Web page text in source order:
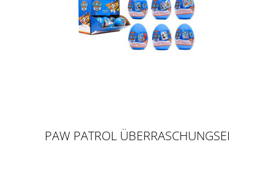
PAW PATROL ÜBERRASCHUNGSEI